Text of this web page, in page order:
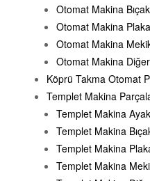
Otomat Makina
Otomat Makina
Otomat Makina
Otomat Makina
Köprü Takma Otomat
Templet Makina
Templet Makina
Templet Makina
Templet Makina
Templet Makina